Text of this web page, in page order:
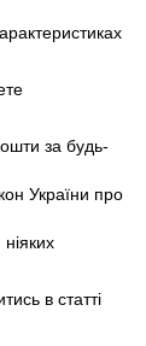
за будь-
України про
в статті